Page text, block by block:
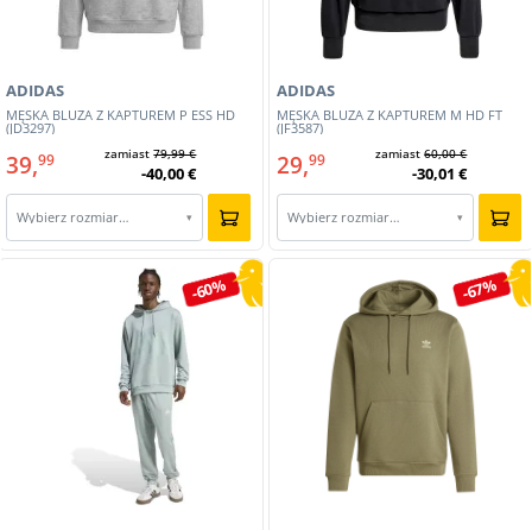
MĘSKA BLUZA Z KAPTUREM P ESS HD
(JD3297)
ADIDAS
39,99 zamiast79,99 €
-40,00 €
Wybierz rozmiar… ▾
MĘSKA BLUZA Z KAPTUREM M HD FT
(JF3587)
ADIDAS
29,99 zamiast60,00 €
-30,01 €
Wybierz rozmiar… ▾
-60% -67%